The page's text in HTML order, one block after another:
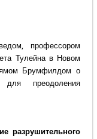
профессором
Тулейна в Новом
Брумфилдом о
для преодоления
разрушительного